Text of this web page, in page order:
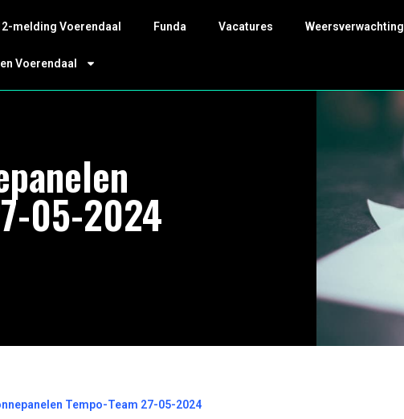
melding Voerendaal Funda Vacatures Weersverwachting
Voerendaal
05-2024
Tempo-Team 27-05-2024